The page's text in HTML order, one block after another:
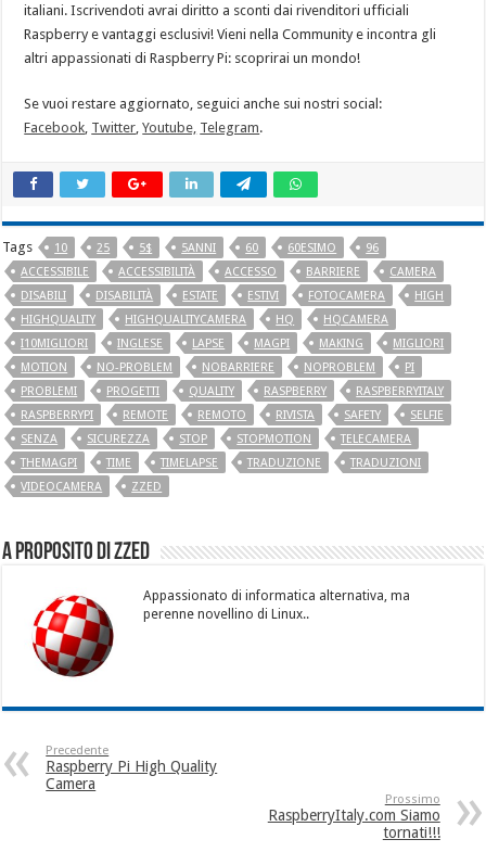
italiani. Iscrivendoti avrai diritto a sconti dai rivenditori ufficiali
Raspberry e vantaggi esclusivi! Vieni nella Community e incontra gli
altri appassionati di Raspberry Pi: scoprirai un mondo!
Se vuoi restare aggiornato, seguici anche sui nostri social:
Facebook Twitter ,Youtube, Telegram.
Tags 10 25 5$ 5ANNI 60 60ESIMO
96
ACCESSIBILE
ACCESSIBILITÀ ACCESSO BARRIERE
CAMERA
DISABILI
DISABILITÀ ESTATE ESTIVI FOTOCAMERA
HIGH
HIGHQUALITY
HIGHQUALITYCAMERA HQ
HQCAMERA
I10MIGLIORI
INGLESE LAPSE MAGPI MAKING
MIGLIORI
MOTION
NO-PROBLEM NOBARRIERE NOPROBLEM
PI
PROBLEMI
PROGETTI QUALITY RASPBERRY
RASPBERRYITALY
RASPBERRYPI
REMOTE REMOTO RIVISTA SAFETY
SELFIE
SENZA
SICUREZZA STOP STOPMOTION
TELECAMERA
THEMAGPI
TIME TIMELAPSE TRADUZIONE
TRADUZIONI
VIDEOCAMERA
ZZED
A proposito di Zzed
Appassionato di informatica alternativa, ma
perenne novellino di Linux..
Precedente
Raspberry Pi High Quality
Camera
Prossimo
RaspberryItaly.com Siamo
tornati!!!